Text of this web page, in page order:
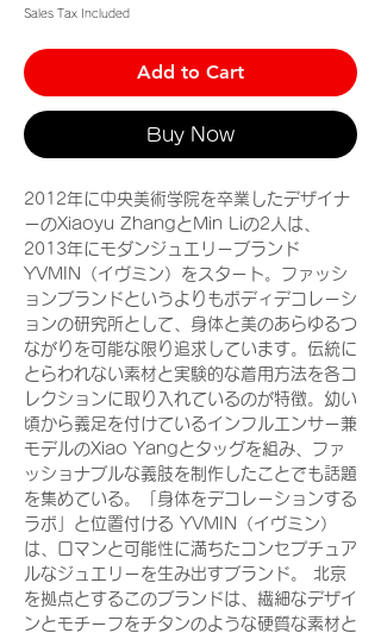
Sales Tax Included
Add to Cart
Buy Now
2012年に中央美術学院を卒業したデザイナ
ーのXiaoyu ZhangとMin Liの2人は、
2013年にモダンジュエリーブランド
YVMIN（イヴミン）をスタート。ファッシ
ョンブランドというよりもボディデコレーシ
ョンの研究所として、身体と美のあらゆるつ
ながりを可能な限り追求しています。伝統に
とらわれない素材と実験的な着用方法を各コ
レクションに取り入れているのが特徴。幼い
頃から義足を付けているインフルエンサー兼
モデルのXiao Yangとタッグを組み、ファ
ッショナブルな義肢を制作したことでも話題
を集めている。「身体をデコレーションする
ラボ」と位置付ける YVMIN（イヴミン）
は、ロマンと可能性に満ちたコンセプチュア
ルなジュエリーを生み出すブランド。 北京
を拠点とするこのブランドは、繊細なデザイ
ンとモチーフをチタンのような硬質な素材と